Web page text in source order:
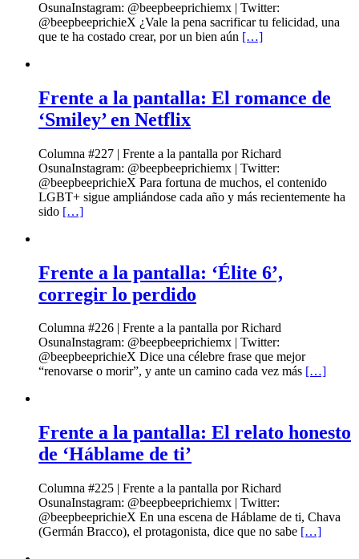
OsunaInstagram: @beepbeeprichiemx | Twitter:
@beepbeeprichieX ¿Vale la pena sacrificar tu felicidad, una
que te ha costado crear, por un bien aún […]
Frente a la pantalla: El romance de
‘Smiley’ en Netflix
Columna #227 | Frente a la pantalla por Richard
OsunaInstagram: @beepbeeprichiemx | Twitter:
@beepbeeprichieX Para fortuna de muchos, el contenido
LGBT+ sigue ampliándose cada año y más recientemente ha
sido […]
Frente a la pantalla: ‘Élite 6’,
corregir lo perdido
Columna #226 | Frente a la pantalla por Richard
OsunaInstagram: @beepbeeprichiemx | Twitter:
@beepbeeprichieX Dice una célebre frase que mejor
“renovarse o morir”, y ante un camino cada vez más […]
Frente a la pantalla: El relato honesto
de ‘Háblame de ti’
Columna #225 | Frente a la pantalla por Richard
OsunaInstagram: @beepbeeprichiemx | Twitter:
@beepbeeprichieX En una escena de Háblame de ti, Chava
(Germán Bracco), el protagonista, dice que no sabe […]